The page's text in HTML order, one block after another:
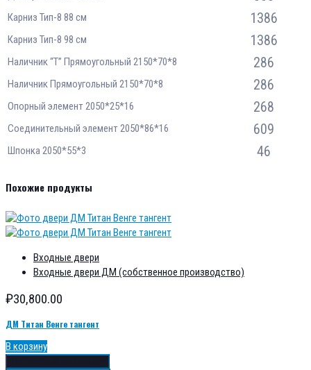
Карниз Тип-8 88 см 1386
Карниз Тип-8 98 см 1386
Наличник “Т” Прямоугольный 2150*70*8 286
Наличник Прямоугольный 2150*70*8 286
Опорный элемент 2050*25*16 268
Соединительный элемент 2050*86*16 609
Шпонка 2050*55*3 46
Похожие продукты
Входные двери
Входные двери ДМ (собственное производство)
₽30,800.00
ДМ Титан Венге тангент
В корзину